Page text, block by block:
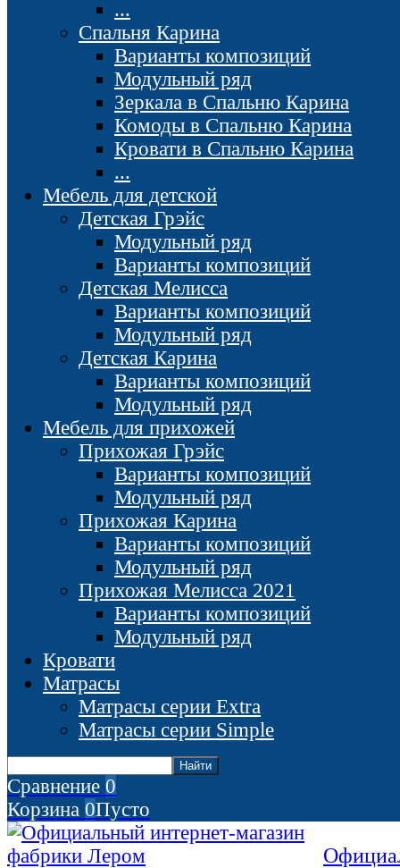
...
Спальня Карина
Варианты композиций
Модульный ряд
Зеркала в Спальню Карина
Комоды в Спальню Карина
Кровати в Спальню Карина
...
Мебель для детской
Детская Грэйс
Модульный ряд
Варианты композиций
Детская Мелисса
Варианты композиций
Модульный ряд
Детская Карина
Варианты композиций
Модульный ряд
Мебель для прихожей
Прихожая Грэйс
Варианты композиций
Модульный ряд
Прихожая Карина
Варианты композиций
Модульный ряд
Прихожая Мелисса 2021
Варианты композиций
Модульный ряд
Кровати
Матрасы
Матрасы серии Extra
Матрасы серии Simple
Сравнение 0
Корзина 0Пусто